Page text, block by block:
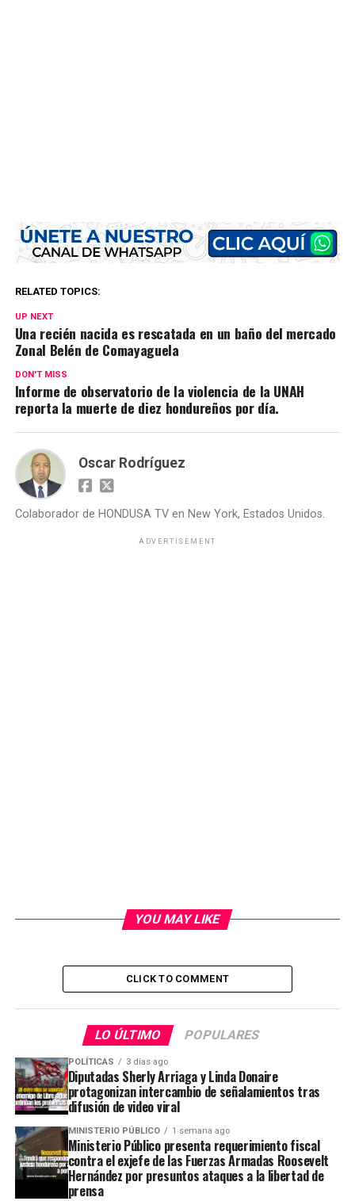
RELATED TOPICS:
UP NEXT
Una recién nacida es rescatada en un baño del mercado
Zonal Belén de Comayaguela
DON'T MISS
Informe de observatorio de la violencia de la UNAH
reporta la muerte de diez hondureños por día.
Oscar Rodríguez
Colaborador de HONDUSA TV en New York, Estados Unidos.
ADVERTISEMENT
YOU MAY LIKE
CLICK TO COMMENT
LO ÚLTIMO POPULARES
POLÍTICAS 3 días ago
Diputadas Sherly Arriaga y Linda Donaire
protagonizan intercambio de señalamientos tras
difusión de video viral
MINISTERIO PÚBLICO 1 semana ago
Ministerio Público presenta requerimiento fiscal
contra el exjefe de las Fuerzas Armadas Roosevelt
Hernández por presuntos ataques a la libertad de
prensa